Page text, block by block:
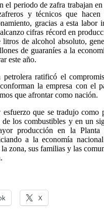
el periodo de zafra trabajan
y técnicos que
gracias a esta labor
cifras récord en
litros de alcohol absoluto,
de guaraníes a la
este año.
ratificó el
la empresa con el
que afrontar como nación.
que se tradujo como
los combustibles y en un
producción en la Planta
a la economía
zona, sus familias y las
X